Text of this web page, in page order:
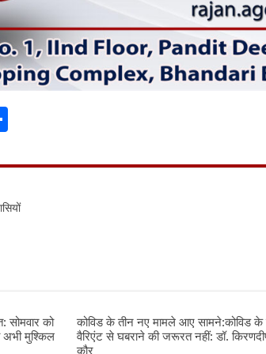
ar
e
सोमवार को
अभी मुश्किल
कोविड के तीन नए मामले आए सामने:कोविड
वैरिएंट से घबराने की जरूरत नहीं: डॉ.
कौर